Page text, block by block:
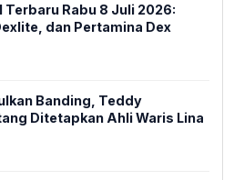
Terbaru Rabu 8 Juli 2026:
dan Pertamina Dex
Banding, Teddy
Ditetapkan Ahli Waris Lina